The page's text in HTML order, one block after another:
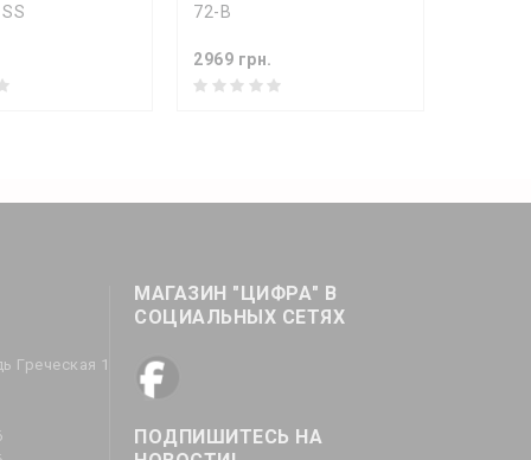
72-B
2969 грн.
Греческая 1
МАГАЗИН "ЦИФРА" В
СОЦИАЛЬНЫХ СЕТЯХ
ПОДПИШИТЕСЬ НА